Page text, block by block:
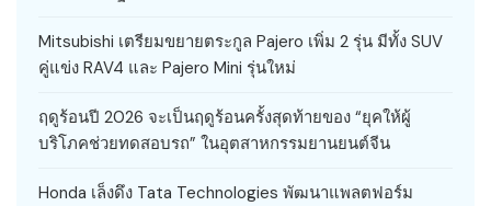
Mitsubishi เตรียมขยายตระกูล Pajero เพิ่ม 2 รุ่น มีทั้ง SUV
คู่แข่ง RAV4 และ Pajero Mini รุ่นใหม่
ฤดูร้อนปี 2026 จะเป็นฤดูร้อนครั้งสุดท้ายของ “ยุคให้ผู้
บริโภคช่วยทดสอบรถ” ในอุตสาหกรรมยานยนต์จีน
Honda เล็งดึง Tata Technologies พัฒนาแพลตฟอร์ม